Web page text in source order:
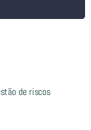
de riscos